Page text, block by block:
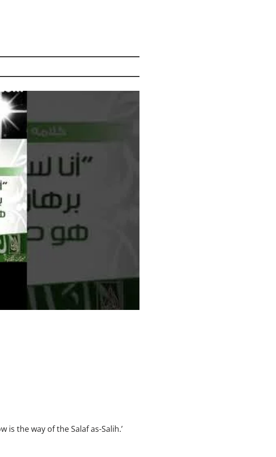
the way of the Salaf as-Salih.’